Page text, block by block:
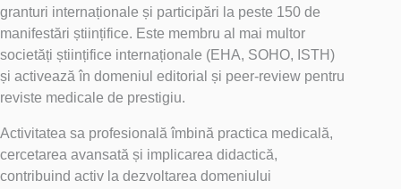
granturi internaționale și participări la peste 150 de
manifestări științifice. Este membru al mai multor
societăți științifice internaționale (EHA, SOHO, ISTH)
și activează în domeniul editorial și peer-review pentru
reviste medicale de prestigiu.
Activitatea sa profesională îmbină practica medicală,
cercetarea avansată și implicarea didactică,
contribuind activ la dezvoltarea domeniului